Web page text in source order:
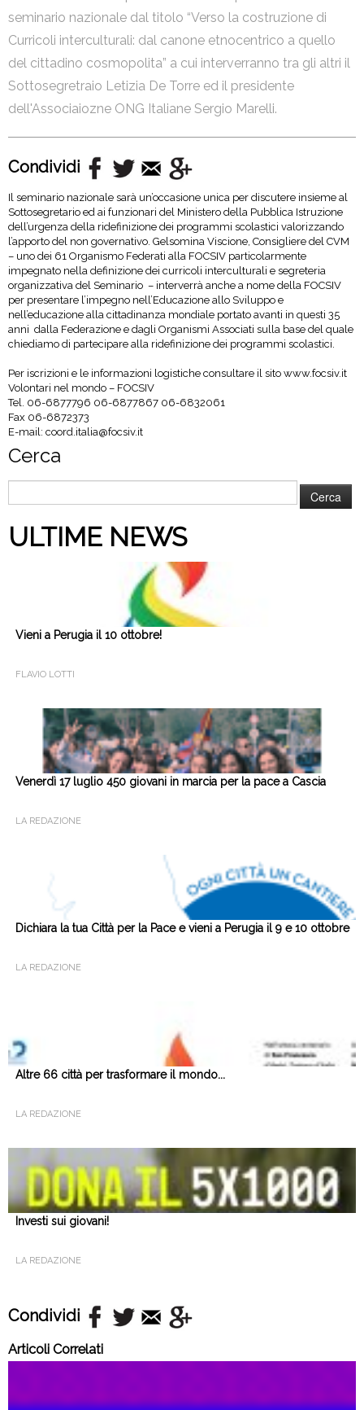
seminario nazionale dal titolo “Verso la costruzione di
Curricoli interculturali: dal canone etnocentrico a quello
del cittadino cosmopolita” a cui interverranno tra gli altri il
Sottosegretraio Letizia De Torre ed il presidente
dell'Associaiozne ONG Italiane Sergio Marelli.
Condividi
Il seminario nazionale sarà un’occasione unica per discutere insieme al
Sottosegretario ed ai funzionari del Ministero della Pubblica Istruzione
dell’urgenza della ridefinizione dei programmi scolastici valorizzando
l’apporto del non governativo. Gelsomina Viscione, Consigliere del CVM
– uno dei 61 Organismo Federati alla FOCSIV particolarmente
impegnato nella definizione dei curricoli interculturali e segreteria
organizzativa del Seminario – interverrà anche a nome della FOCSIV
per presentare l’impegno nell’Educazione allo Sviluppo e
nell’educazione alla cittadinanza mondiale portato avanti in questi 35
anni dalla Federazione e dagli Organismi Associati sulla base del quale
chiediamo di partecipare alla ridefinizione dei programmi scolastici.
Per iscrizioni e le informazioni logistiche consultare il sito www.focsiv.it
Volontari nel mondo – FOCSIV
Tel. 06-6877796 06-6877867 06-6832061
Fax 06-6872373
E-mail: coord.italia@focsiv.it
Cerca
per:
ULTIME NEWS
Vieni a Perugia il 10 ottobre!
FLAVIO LOTTI
Venerdì 17 luglio 450 giovani in marcia per la pace a Cascia
LA REDAZIONE
Dichiara la tua Città per la Pace e vieni a Perugia il 9 e 10 ottobre
LA REDAZIONE
Altre 66 città per trasformare il mondo...
LA REDAZIONE
Investi sui giovani!
LA REDAZIONE
Condividi
Articoli Correlati